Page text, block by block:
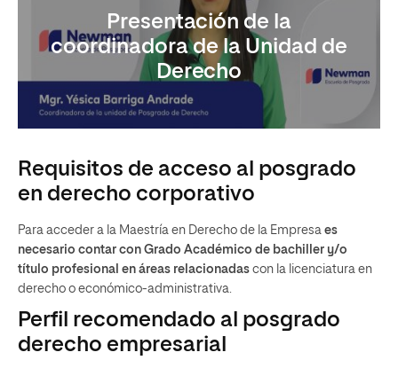
Presentación de la
coordinadora de la Unidad de
Derecho
Requisitos de acceso al posgrado
en derecho corporativo
Para acceder a la Maestría en Derecho de la Empresa es
necesario contar con Grado Académico de bachiller y/o
título profesional en áreas relacionadas con la licenciatura en
derecho o económico-administrativa.
Perfil recomendado al posgrado
derecho empresarial